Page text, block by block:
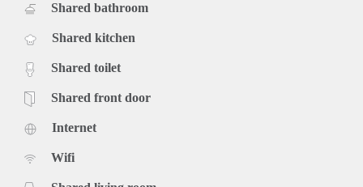
Shared bathroom
Shared kitchen
Shared toilet
Shared front door
Internet
Wifi